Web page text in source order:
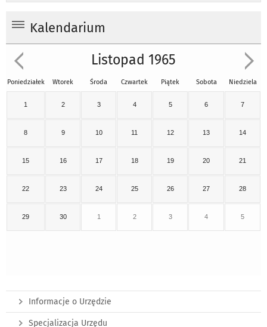
Kalendarium
Listopad 1965
Poniedziałek Wtorek Środa Czwartek Piątek Sobota Niedziela
1 2 3 4 5 6 7
8 9 10 11 12 13 14
15 16 17 18 19 20 21
22 23 24 25 26 27 28
29 30 1 2 3 4 5
Informacje o Urzędzie
Specjalizacja Urzędu